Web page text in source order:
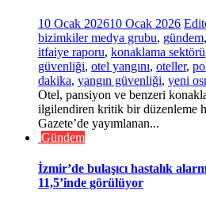
10 Ocak 202610 Ocak 2026
bizimkiler medya grubu, gündem,
itfaiye raporu, konaklama sektörü
güvenliği, otel yangını, oteller,
dakika, yangın güvenliği, yeni
Otel, pansiyon ve benzeri
ilgilendiren kritik bir düzenleme
Gazete’de yayımlanan...
Gündem
İzmir’de bulaşıcı hastalık
11,5’inde görülüyor